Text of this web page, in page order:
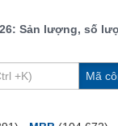
lượng, số
Mã